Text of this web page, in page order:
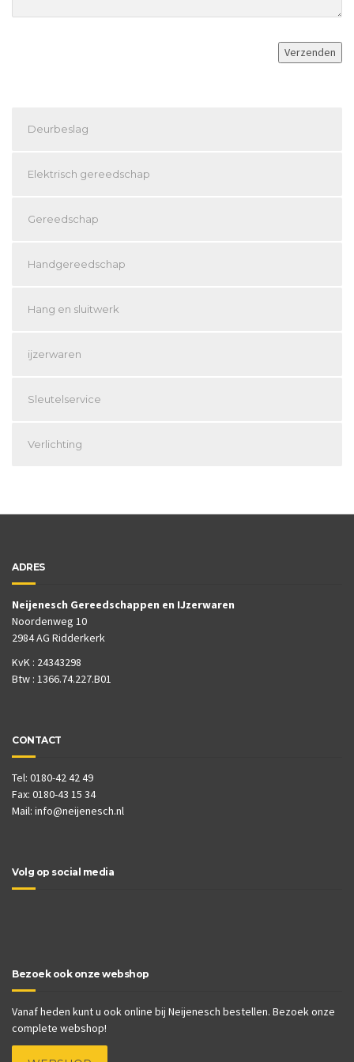
Deurbeslag
Elektrisch gereedschap
Gereedschap
Handgereedschap
Hang en sluitwerk
ijzerwaren
Sleutelservice
Verlichting
ADRES
Neijenesch Gereedschappen en IJzerwaren
Noordenweg 10
2984 AG Ridderkerk
KvK : 24343298
Btw : 1366.74.227.B01
CONTACT
Tel: 0180-42 42 49
Fax: 0180-43 15 34
Mail: info@neijenesch.nl
Volg op social media
Bezoek ook onze webshop
Vanaf heden kunt u ook online bij Neijenesch bestellen. Bezoek onze
complete webshop!